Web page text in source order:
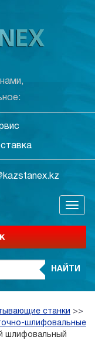
НАЙТИ
станки >>
шлифовальные
шлифовальный